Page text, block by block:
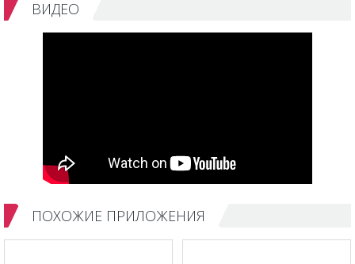
ВИДЕО
ПОХОЖИЕ ПРИЛОЖЕНИЯ